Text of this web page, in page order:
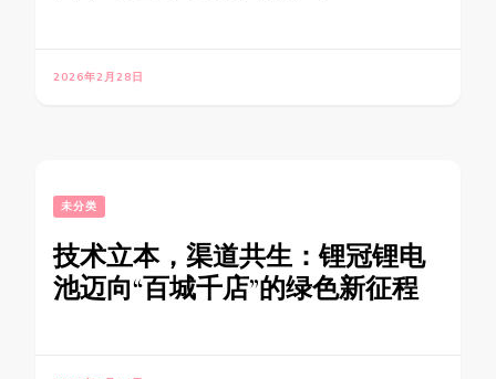
2026年2月28日
未分类
技术立本，渠道共生：锂冠锂电
池迈向“百城千店”的绿色新征程